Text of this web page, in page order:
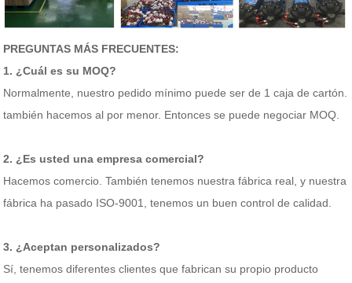
PREGUNTAS MÁS FRECUENTES:
1. ¿Cuál es su MOQ?
Normalmente, nuestro pedido mínimo puede ser de 1 caja de cartón.
también hacemos al por menor. Entonces se puede negociar MOQ.
2. ¿Es usted una empresa comercial?
Hacemos comercio. También tenemos nuestra fábrica real, y nuestra
fábrica ha pasado ISO-9001, tenemos un buen control de calidad.
3. ¿Aceptan personalizados?
Sí, tenemos diferentes clientes que fabrican su propio producto